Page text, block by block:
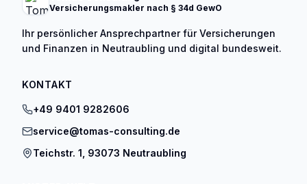
Versicherungsmakler nach § 34d GewO
Ihr persönlicher Ansprechpartner für Versicherungen
und Finanzen in Neutraubling und digital bundesweit.
KONTAKT
+49 9401 9282606
service@tomas-consulting.de
Teichstr. 1, 93073 Neutraubling